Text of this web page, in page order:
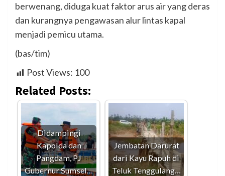
berwenang, diduga kuat faktor arus air yang deras
dan kurangnya pengawasan alur lintas kapal
menjadi pemicu utama.
(bas/tim)
Post Views: 100
Related Posts:
Didampingi
Kapolda dan
Pangdam, PJ
Gubernur Sumsel…
Jembatan Darurat
dari Kayu Rapuh di
Teluk Tenggulang…